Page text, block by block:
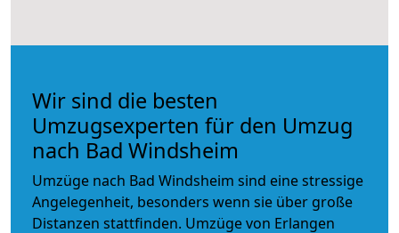
Wir sind die besten
Umzugsexperten für den Umzug
nach Bad Windsheim
Umzüge nach Bad Windsheim sind eine stressige
Angelegenheit, besonders wenn sie über große
Distanzen stattfinden. Umzüge von Erlangen